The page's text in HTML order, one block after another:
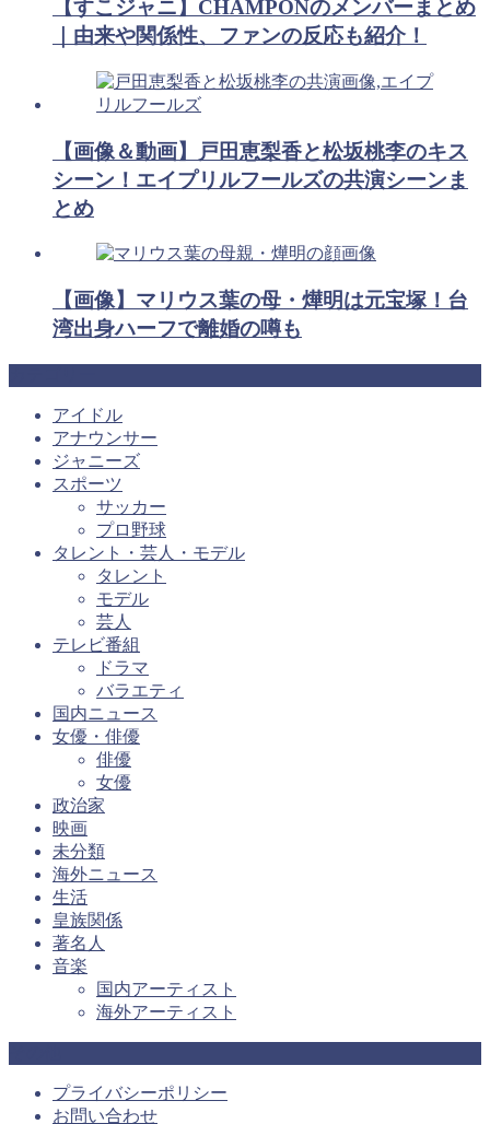
【すこジャニ】CHAMPONのメンバーまとめ
｜由来や関係性、ファンの反応も紹介！
【画像＆動画】戸田恵梨香と松坂桃李のキス
シーン！エイプリルフールズの共演シーンま
とめ
【画像】マリウス葉の母・燁明は元宝塚！台
湾出身ハーフで離婚の噂も
アイドル
アナウンサー
ジャニーズ
スポーツ
サッカー
プロ野球
タレント・芸人・モデル
タレント
モデル
芸人
テレビ番組
ドラマ
バラエティ
国内ニュース
女優・俳優
俳優
女優
政治家
映画
未分類
海外ニュース
生活
皇族関係
著名人
音楽
国内アーティスト
海外アーティスト
プライバシーポリシー
お問い合わせ